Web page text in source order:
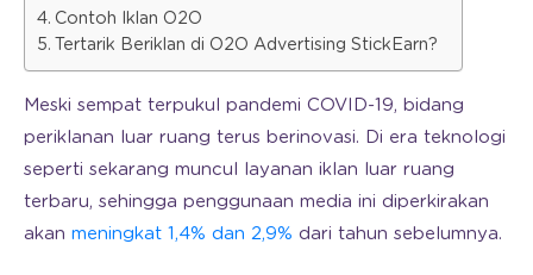
Contoh Iklan O2O
Tertarik Beriklan di O2O Advertising StickEarn?
Meski sempat terpukul pandemi COVID-19, bidang
periklanan luar ruang terus berinovasi. Di era teknologi
seperti sekarang muncul layanan iklan luar ruang
terbaru, sehingga penggunaan media ini diperkirakan
akan meningkat 1,4% dan 2,9% dari tahun sebelumnya.